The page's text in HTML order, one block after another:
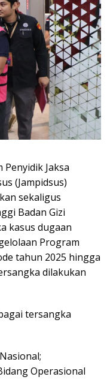
Penyidik Jaksa
(Jampidsus)
sekaligus
Badan Gizi
kasus dugaan
Program
tahun 2025 hingga
dilakukan
tersangka
Operasional